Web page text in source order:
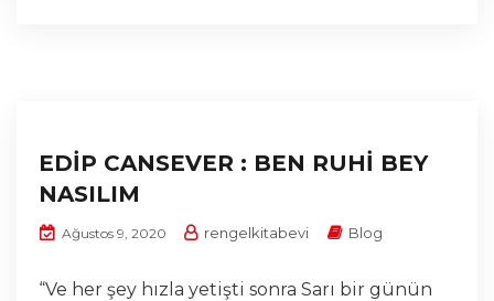
EDİP CANSEVER : BEN RUHİ BEY
NASILIM
Ağustos 9, 2020 rengelkitabevi Blog
“Ve her şey hızla yetişti sonra Sarı bir günün